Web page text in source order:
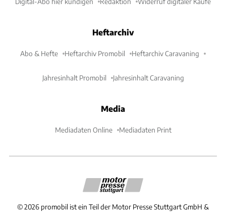
Heftarchiv
Abo & Hefte Heftarchiv Promobil Heftarchiv Caravaning
Jahresinhalt Promobil Jahresinhalt Caravaning
Media
Mediadaten Online Mediadaten Print
©2026 promobil ist ein Teil der Motor Presse Stuttgart GmbH &